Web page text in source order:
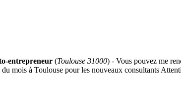
entrepreneur (Toulouse 31000) - Vous pouvez me
du mois à Toulouse pour les nouveaux consultants